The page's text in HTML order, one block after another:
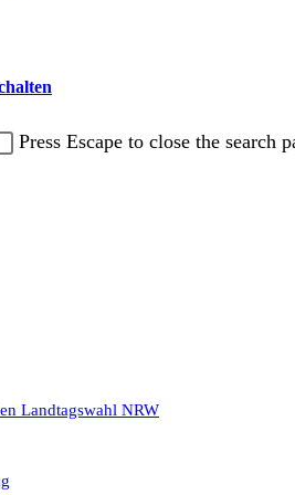
Press Escape to close the search
Landtagswahl NRW